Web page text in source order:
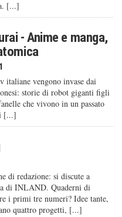
[...]
- Anime e manga,
italiane vengono invase dai
storie di robot giganti figli
che vivono in un passato
[...]
di redazione: si discute a
di INLAND. Quaderni di
i primi tre numeri? Idee tante,
quattro progetti, [...]